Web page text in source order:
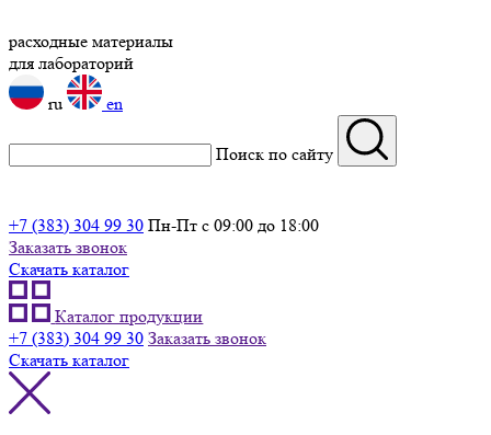
расходные материалы
для лабораторий
ru
en
Поиск по сайту
+7 (383) 304 99 30 Пн-Пт с 09:00 до 18:00
Заказать звонок
Скачать каталог
Каталог продукции
+7 (383) 304 99 30 Заказать звонок
Скачать каталог